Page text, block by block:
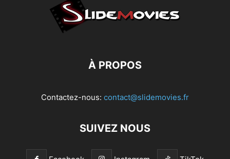
À PROPOS
Contactez-nous: contact@slidemovies.fr
SUIVEZ NOUS